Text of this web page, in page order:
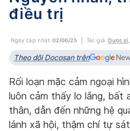
điều trị
Ngày cập nhật: 02/06/25 Tác giả: Dược sĩ,
Theo dõi Docosan trên
Rối loạn mặc cảm ngoại
luôn cảm thấy lo lắng, bất
thân, dẫn đến những hệ
lánh xã hội, thậm chí tự